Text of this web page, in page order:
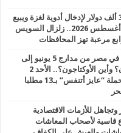
“تجارة بالدم والألم”العرجاني يفرض إتاوة 300 ألف دولار لإدخال أدوية لغزة ويبيع
الوقود بأضعاف سعره في إسرائيل.. الاثنين 3 أغسطس 2026.. زلزال السويس
المسيّرة تعيد فتح ملف الرصد والإنذار والدفاع في مصر من مدارج 5 يونيو إلى
ميناء دمياط ومن المستفيد؟ إسرائيل أم إيران؟ وأين الأوكتاجون؟.. الأحد 2
أغسطس 2026م.. 8 منظمات حقوقية تختتم حملة “عايز أتنفس” بـ13 مطلبا
للأزمات الاقتصادية
1 أغسطس 2026.. أوضاع قاسية لأصحاب المعاشات